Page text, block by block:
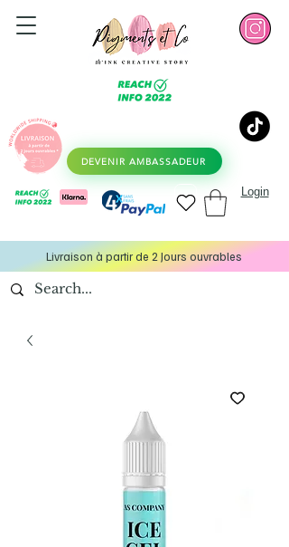
DEVENIR AMBASSADEUR
Login
Livraison à partir de 2 Jours ouvrables